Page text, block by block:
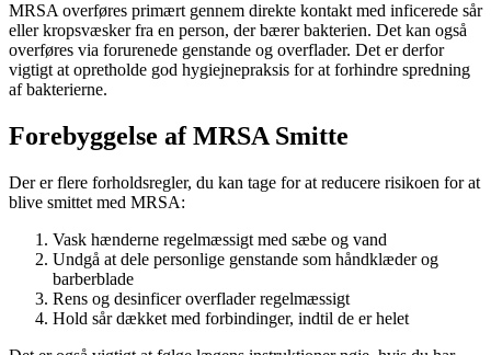
MRSA overføres primært gennem direkte kontakt med inficerede sår
eller kropsvæsker fra en person, der bærer bakterien. Det kan også
overføres via forurenede genstande og overflader. Det er derfor
vigtigt at opretholde god hygiejnepraksis for at forhindre spredning
af bakterierne.
Forebyggelse af MRSA Smitte
Der er flere forholdsregler, du kan tage for at reducere risikoen for at
blive smittet med MRSA:
Vask hænderne regelmæssigt med sæbe og vand
Undgå at dele personlige genstande som håndklæder og
barberblade
Rens og desinficer overflader regelmæssigt
Hold sår dækket med forbindinger, indtil de er helet